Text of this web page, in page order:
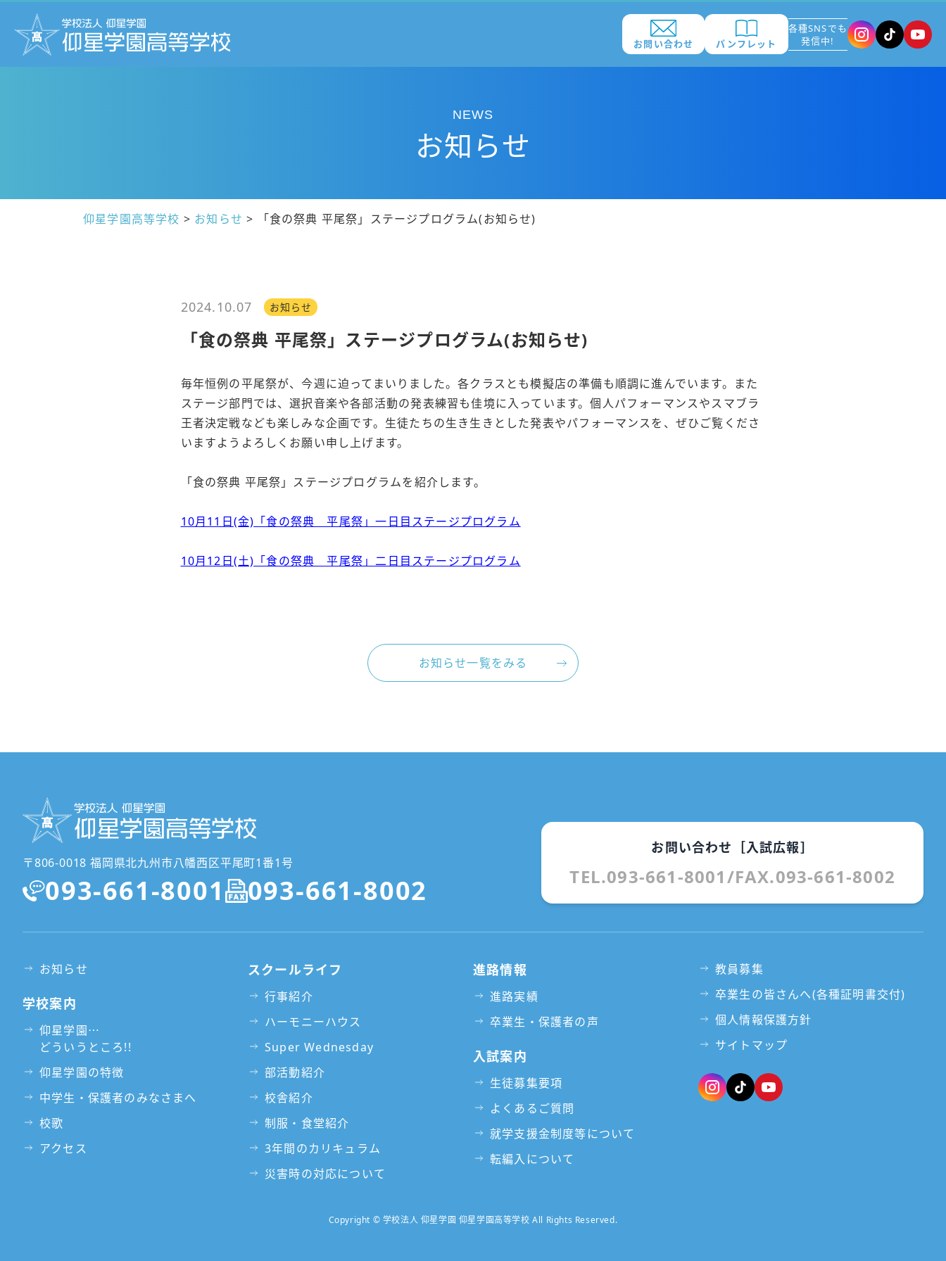
お問い合わせ パンフレット
各種SNSでも
発信中!
NEWS
お知らせ
仰星学園高等学校 > お知らせ > 「食の祭典 平尾祭」ステージプログラム(お知らせ)
2024.10.07 お知らせ
「食の祭典 平尾祭」ステージプログラム(お知らせ)
毎年恒例の平尾祭が、今週に迫ってまいりました。各クラスとも模擬店の準備も順調に進んでいます。また
ステージ部門では、選択音楽や各部活動の発表練習も佳境に入っています。個人パフォーマンスやスマブラ
王者決定戦なども楽しみな企画です。生徒たちの生き生きとした発表やパフォーマンスを、ぜひご覧くださ
いますようよろしくお願い申し上げます。
「食の祭典 平尾祭」ステージプログラムを紹介します。
10月11日(金)「食の祭典 平尾祭」一日目ステージプログラム
10月12日(土)「食の祭典 平尾祭」二日目ステージプログラム
お知らせ一覧をみる
〒806-0018 福岡県北九州市八幡西区平尾町1番1号
093-661-8001 093-661-8002
お問い合わせ［入試広報］
TEL.093-661-8001/FAX.093-661-8002
お知らせ
学校案内
仰星学園⋯
どういうところ!!
仰星学園の特徴
中学生・保護者のみなさまへ
校歌
アクセス
スクールライフ
行事紹介
ハーモニーハウス
Super Wednesday
部活動紹介
校舎紹介
制服・食堂紹介
3年間のカリキュラム
災害時の対応について
進路情報
進路実績
卒業生・保護者の声
入試案内
生徒募集要項
よくあるご質問
就学支援金制度等について
転編入について
教員募集
卒業生の皆さんへ(各種証明書交付)
個人情報保護方針
サイトマップ
Copyright © 学校法人 仰星学園 仰星学園高等学校 All Rights Reserved.